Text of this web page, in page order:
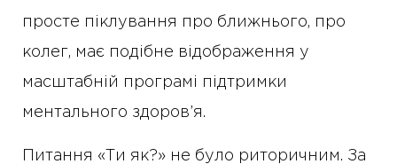
просте піклування про ближнього, про
колег, має подібне відображення у
масштабній програмі підтримки
ментального здоров’я.
Питання «Ти як?» не було риторичним. За